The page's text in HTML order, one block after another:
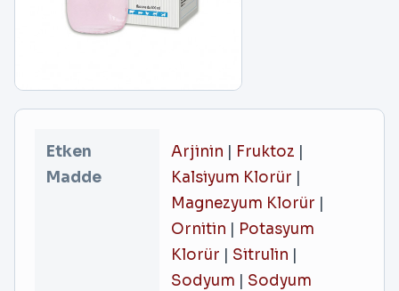
Etken
Madde
Arjinin | Fruktoz |
Kalsiyum Klorür |
Magnezyum Klorür |
Ornitin | Potasyum
Klorür | Sitrulin |
Sodyum | Sodyum